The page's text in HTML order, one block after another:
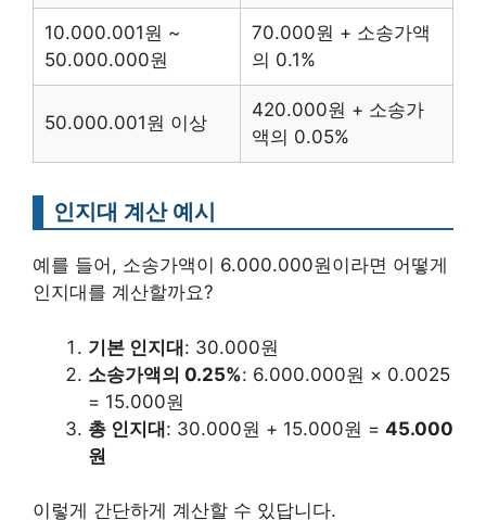
10.000.001원 ~
50.000.000원
70.000원 + 소송가액
의 0.1%
50.000.001원 이상
420.000원 + 소송가
액의 0.05%
인지대 계산 예시
예를 들어, 소송가액이 6.000.000원이라면 어떻게
인지대를 계산할까요?
기본 인지대: 30.000원
소송가액의 0.25%: 6.000.000원 × 0.0025
= 15.000원
총 인지대: 30.000원 + 15.000원 = 45.000
원
이렇게 간단하게 계산할 수 있답니다.